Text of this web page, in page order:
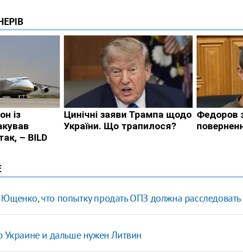
Ющенко, что попытку продать ОПЗ должна
Украине и дальше нужен Литвин